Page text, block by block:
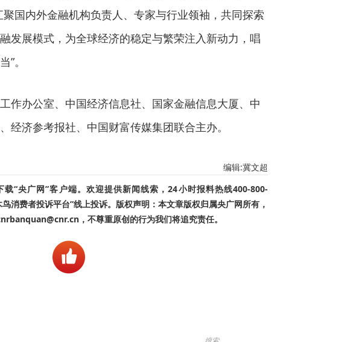
国内外金融机构负责人、专家与行业领袖，共同探索
发展模式，为全球经济的稳定与繁荣注入新动力，唱
”。
作办公室、中国经济信息社、国家金融信息大厦、中
经济参考报社、中国财富传媒集团联合主办。
编辑:冀文超
“央广网”客户端。欢迎提供新闻线索，24小时报料热线400-800-
消费者投诉平台”线上投诉。版权声明：本文章版权归属央广网所有，
，不尊重原创的行为我们将追究责任。